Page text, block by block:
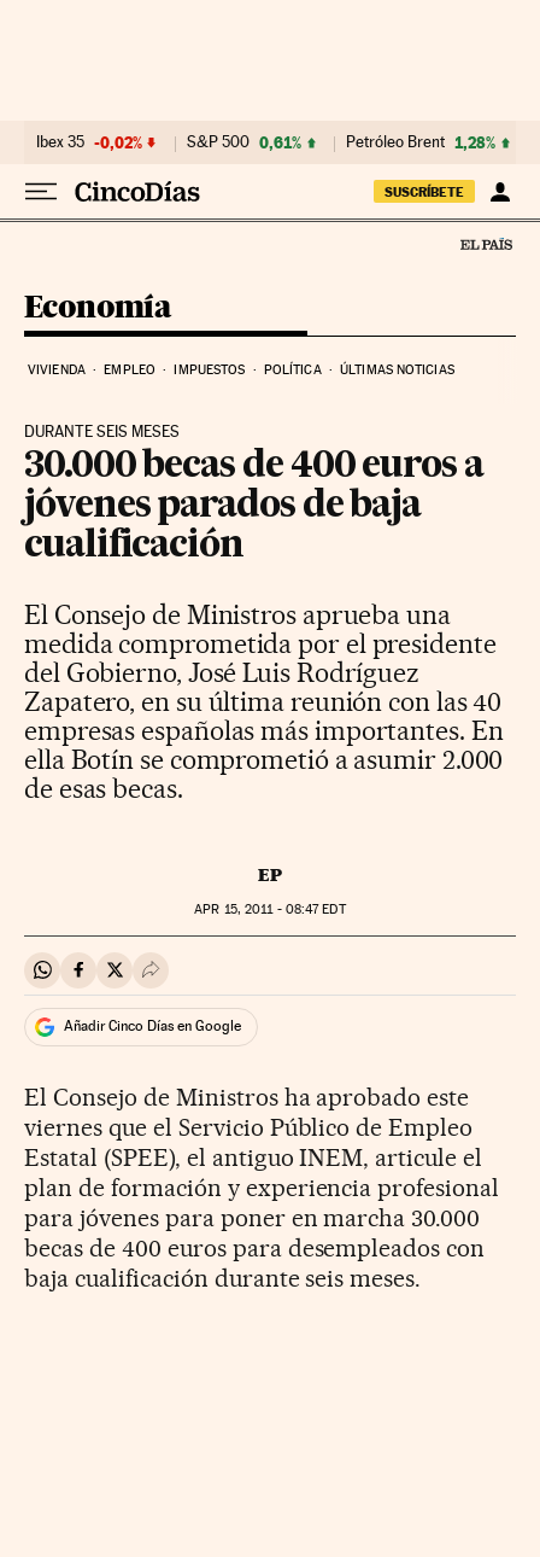
Ibex 35 -0,02% S&P 500 0,61% Petróleo Brent 1,28%
SUSCRÍBETE
Economía
VIVIENDA EMPLEO IMPUESTOS POLÍTICA ÚLTIMAS NOTICIAS
DURANTE SEIS MESES
30.000 becas de 400 euros a
jóvenes parados de baja
cualificación
El Consejo de Ministros aprueba una
medida comprometida por el presidente
del Gobierno, José Luis Rodríguez
Zapatero, en su última reunión con las 40
empresas españolas más importantes. En
ella Botín se comprometió a asumir 2.000
de esas becas.
EP
APR 15, 2011 - 08:47EDT
Compartir en Whatsapp
Compartir en Facebook
Compartir en Twitter
Desplegar Redes Sociales
Añadir Cinco Días en Google
El Consejo de Ministros ha aprobado este
viernes que el Servicio Público de Empleo
Estatal (SPEE), el antiguo INEM, articule el
plan de formación y experiencia profesional
para jóvenes para poner en marcha 30.000
becas de 400 euros para desempleados con
baja cualificación durante seis meses.